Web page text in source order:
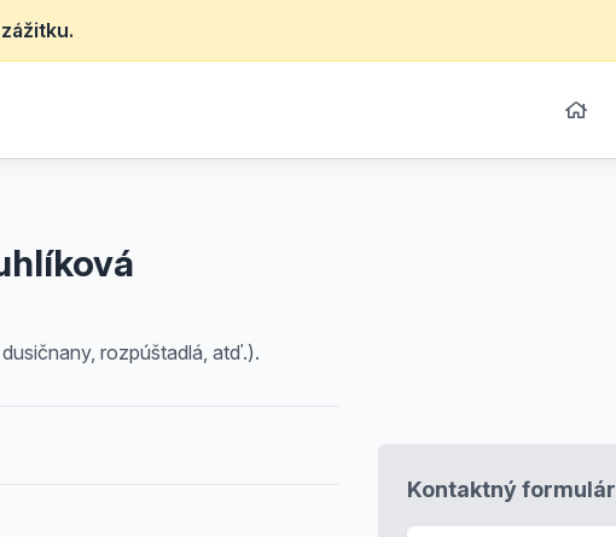
rozpúštadlá, atď.).
Kontaktný formulár